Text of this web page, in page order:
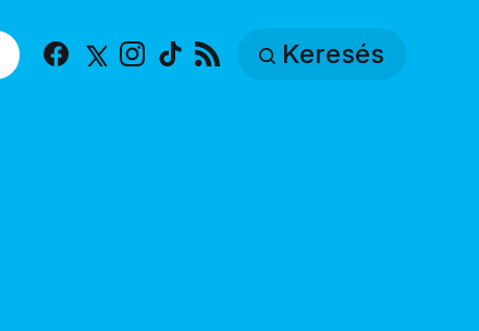
Facebook
X Instagram
TikTok Keresés